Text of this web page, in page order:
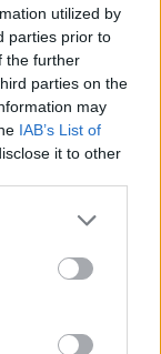
utilized by
parties prior to
the further
parties on the
may
IAB’s List of
it to other
more Google
may click to
party tags to
below Google